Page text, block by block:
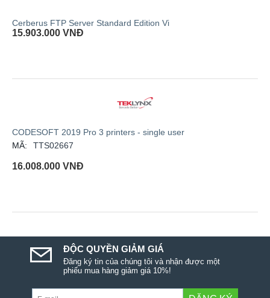
Cerberus FTP Server Standard Edition Vi
15.903.000 VNĐ
CODESOFT 2019 Pro 3 printers - single user
MÃ:
TTS02667
16.008.000 VNĐ
ĐỘC QUYỀN GIẢM GIÁ
Đăng ký tin của chúng tôi và nhận được một
phiếu mua hàng giảm giá 10%!